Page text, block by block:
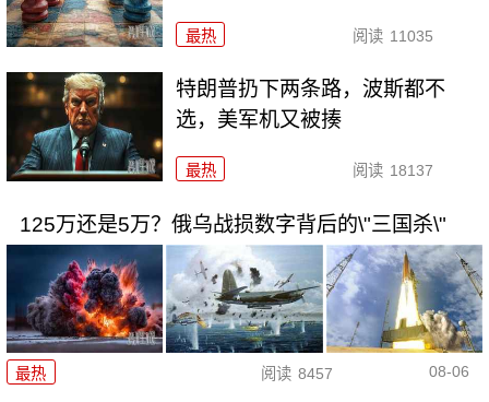
最热 阅读 11035
特朗普扔下两条路，波斯都不
选，美军机又被揍
最热 阅读 18137
125万还是5万？俄乌战损数字背后的\"三国杀\"
最热 阅读 8457 08-06